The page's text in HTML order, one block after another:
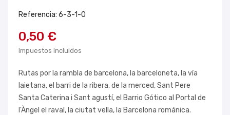
Referencia: 6-3-1-0
0,50 €
Impuestos incluidos
Rutas por la rambla de barcelona, la barceloneta, la vía
laietana, el barri de la ribera, de la merced, Sant Pere
Santa Caterina i Sant agustí, el Barrio Gótico al Portal de
l'Àngel el raval, la ciutat vella, la Barcelona románica.